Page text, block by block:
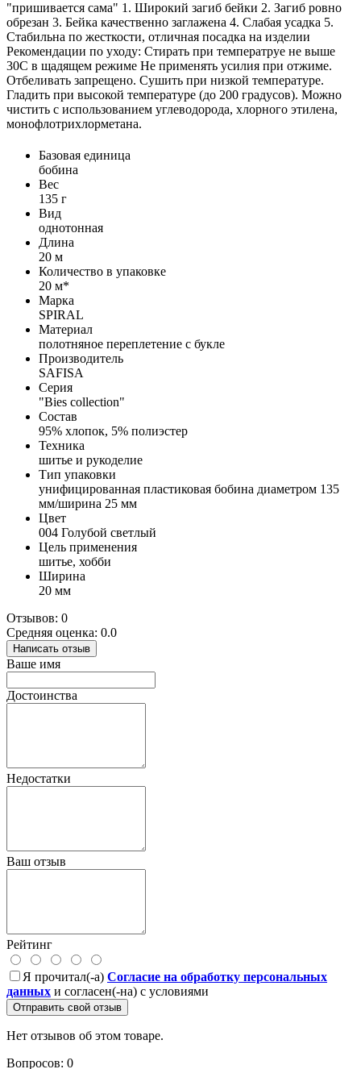
"пришивается сама" 1. Широкий загиб бейки 2. Загиб ровно
обрезан 3. Бейка качественно заглажена 4. Слабая усадка 5.
Стабильна по жесткости, отличная посадка на изделии
Рекомендации по уходу: Стирать при температруе не выше
30С в щадящем режиме Не применять усилия при отжиме.
Отбеливать запрещено. Сушить при низкой температуре.
Гладить при высокой температуре (до 200 градусов). Можно
чистить с использованием углеводорода, хлорного этилена,
монофлотрихлорметана.
Базовая единица
бобина
Вес
135 г
Вид
однотонная
Длина
20 м
Количество в упаковке
20 м*
Марка
SPIRAL
Материал
полотняное переплетение с букле
Производитель
SAFISA
Серия
"Bies collection"
Состав
95% хлопок, 5% полиэстер
Техника
шитье и рукоделие
Тип упаковки
унифицированная пластиковая бобина диаметром 135
мм/ширина 25 мм
Цвет
004 Голубой светлый
Цель применения
шитье, хобби
Ширина
20 мм
Отзывов: 0
Средняя оценка: 0.0
Написать отзыв
Ваше имя
Достоинства
Недостатки
Ваш отзыв
Рейтинг
Я прочитал(-а) Согласие на обработку персональных
данных и согласен(-на) с условиями
Отправить свой отзыв
Нет отзывов об этом товаре.
Вопросов: 0